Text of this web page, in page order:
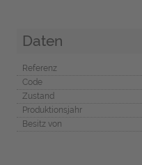
Daten
Referenz
Code
Zustand
Produktionsjahr
Besitz von